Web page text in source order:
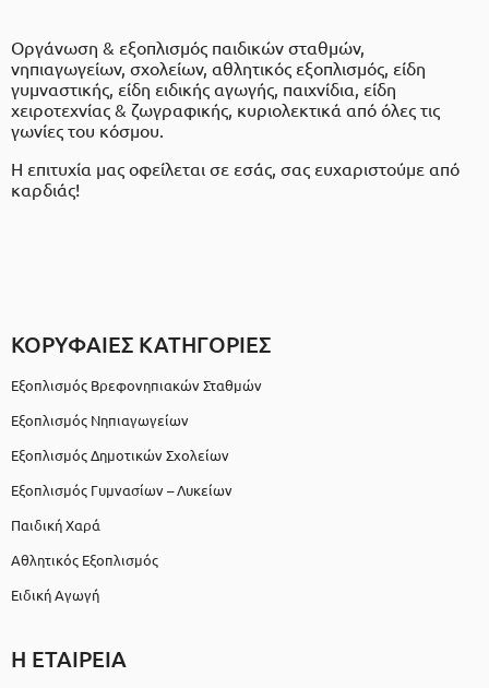
Οργάνωση & εξοπλισμός παιδικών σταθμών,
νηπιαγωγείων, σχολείων, αθλητικός εξοπλισμός, είδη
γυμναστικής, είδη ειδικής αγωγής, παιχνίδια, είδη
χειροτεχνίας & ζωγραφικής, κυριολεκτικά από όλες τις
γωνίες του κόσμου.
Η επιτυχία μας οφείλεται σε εσάς, σας ευχαριστούμε από
καρδιάς!
ΚΟΡΥΦΑΙΕΣ ΚΑΤΗΓΟΡΙΕΣ
Εξοπλισμός Βρεφονηπιακών Σταθμών
Εξοπλισμός Νηπιαγωγείων
Εξοπλισμός Δημοτικών Σχολείων
Εξοπλισμός Γυμνασίων – Λυκείων
Παιδική Χαρά
Αθλητικός Εξοπλισμός
Ειδική Αγωγή
Η ΕΤΑΙΡΕΙΑ